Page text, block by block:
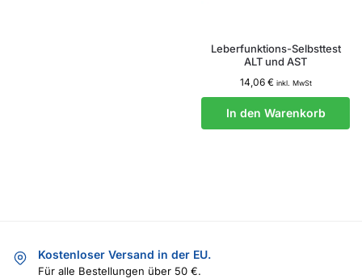
Leberfunktions-Selbsttest
ALT und AST
14,06 € inkl. MwSt
In den Warenkorb
Kostenloser Versand in der EU.
Für alle Bestellungen über 50 €.